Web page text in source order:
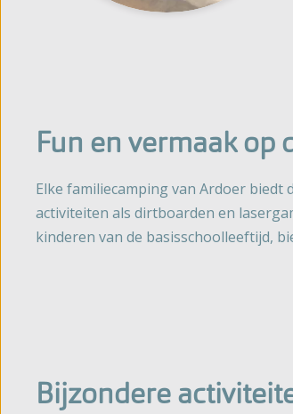
Fun en vermaak op
Elke familiecamping van Ardoer
activiteiten als dirtboarden en
kinderen van de basisschoolleeftijd,
Bijzondere